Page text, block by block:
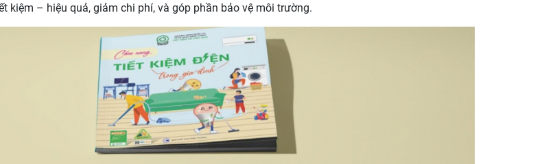
kiệm – hiệu quả, giảm chi phí, và góp phần bảo vệ môi trường.